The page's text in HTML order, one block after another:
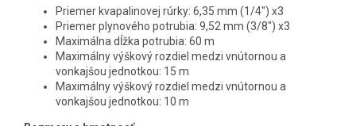
Priemer kvapalinovej rúrky: 6,35 mm (1/4") x3
Priemer plynového potrubia: 9,52 mm (3/8") x3
Maximálna dĺžka potrubia: 60 m
Maximálny výškový rozdiel medzi vnútornou a
vonkajšou jednotkou: 15 m
Maximálny výškový rozdiel medzi vnútornou a
vonkajšou jednotkou: 10 m